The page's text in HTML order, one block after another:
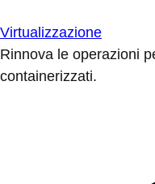
Virtualizzazione
Rinnova le operazioni
containerizzati.